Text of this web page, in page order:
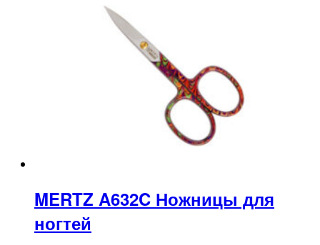
MERTZ A632C Ножницы для
ногтей